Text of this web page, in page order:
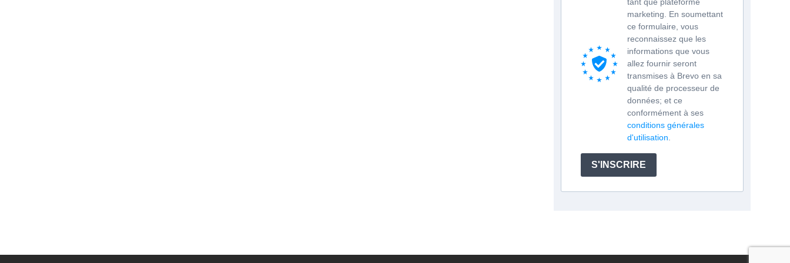
marketing. En soumettant
ce formulaire, vous
reconnaissez que les
informations que vous
allez fournir seront
transmises à Brevo en sa
qualité de processeur de
données; et ce
conformément à ses
conditions générales
d'utilisation
S'INSCRIRE